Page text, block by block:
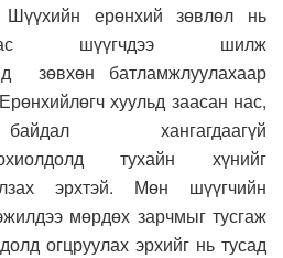
Шүүхийн ерөнхий зөвлөл нь
шүүгчдээ шилж
зөвхөн батламжлуулахаар
рөнхийлөгч хуульд заасан нас,
хангагдаагүй
тухайн хүнийг
эрхтэй. Мөн шүүгчийн
мөрдөх зарчмыгтусгаж
огцруулах эрхийг нь тусад